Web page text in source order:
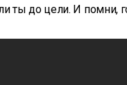
ты до цели. И помни,